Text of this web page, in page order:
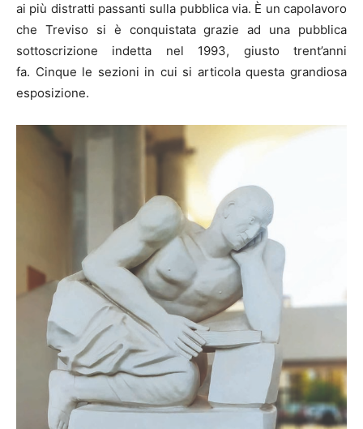
ai più distratti passanti sulla pubblica via. È un capolavoro
che Treviso si è conquistata grazie ad una pubblica
sottoscrizione indetta nel 1993, giusto trent’anni
fa. Cinque le sezioni in cui si articola questa grandiosa
esposizione.